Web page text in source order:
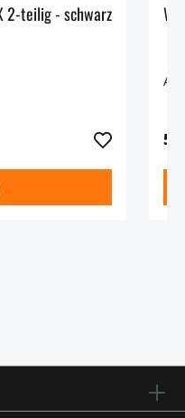
Wunderlich Tankpadset DesertX 2-teilig - schwarz